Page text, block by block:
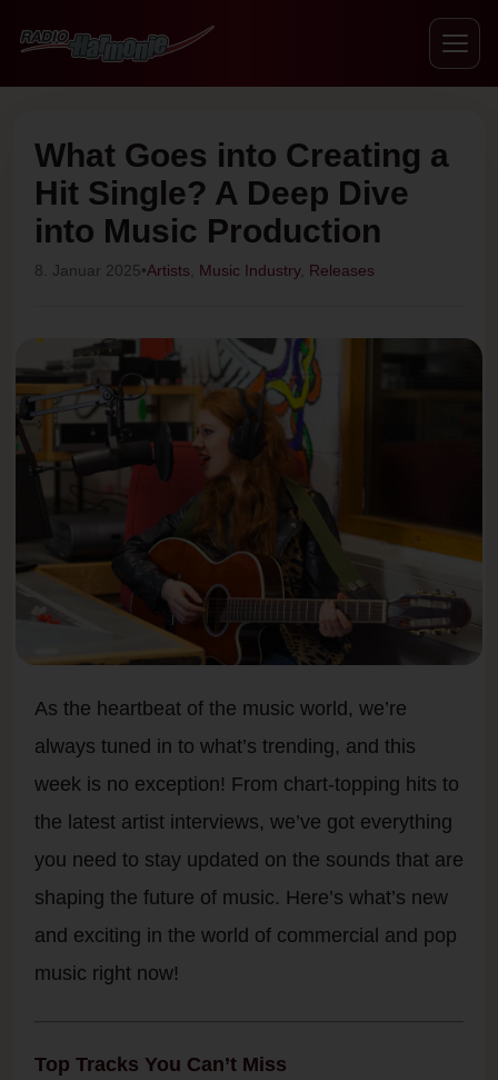
What Goes into Creating a
Hit Single? A Deep Dive
into Music Production
8. Januar 2025•Artists Music Industry, Releases
As the heartbeat of the music world, we’re
always tuned in to what’s trending, and this
week is no exception! From chart-topping hits to
the latest artist interviews, we’ve got everything
you need to stay updated on the sounds that are
shaping the future of music. Here’s what’s new
and exciting in the world of commercial and pop
music right now!
Top Tracks You Can’t Miss